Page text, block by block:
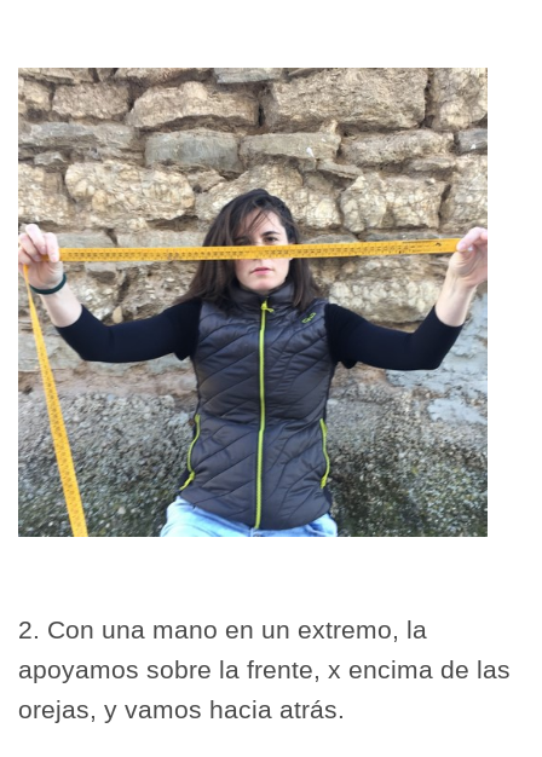
2. Con una mano en un extremo, la
apoyamos sobre la frente, x encima de las
orejas, y vamos hacia atrás.